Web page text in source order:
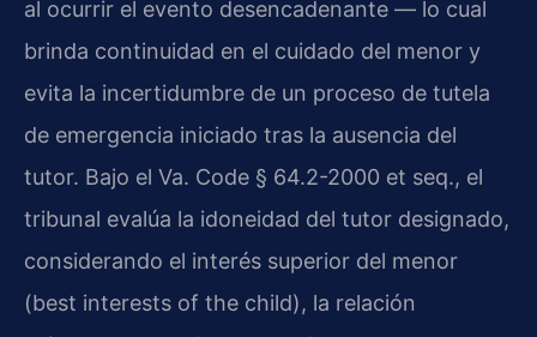
al ocurrir el evento desencadenante — lo cual
brinda continuidad en el cuidado del menor y
evita la incertidumbre de un proceso de tutela
de emergencia iniciado tras la ausencia del
tutor. Bajo el Va. Code § 64.2-2000 et seq., el
tribunal evalúa la idoneidad del tutor designado,
considerando el interés superior del menor
(best interests of the child), la relación